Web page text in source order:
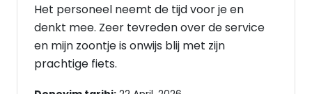
Het personeel neemt de tijd voor je en
denkt mee. Zeer tevreden over de service
en mijn zoontje is onwijs blij met zijn
prachtige fiets.